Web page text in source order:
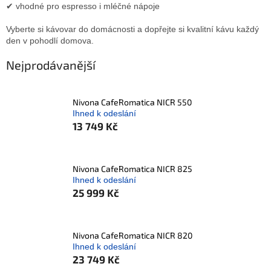
✔ vhodné pro espresso i mléčné nápoje
Vyberte si kávovar do domácnosti a dopřejte si kvalitní kávu každý
den v pohodlí domova.
Nejprodávanější
Nivona CafeRomatica NICR 550
Ihned k odeslání
13 749 Kč
Nivona CafeRomatica NICR 825
Ihned k odeslání
25 999 Kč
Nivona CafeRomatica NICR 820
Ihned k odeslání
23 749 Kč